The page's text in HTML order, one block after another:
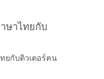
ษาไทยกับ
ยกับติวเตอร์คน